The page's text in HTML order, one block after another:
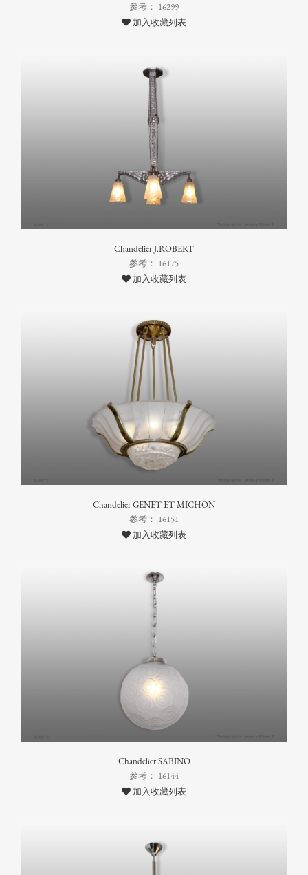
參考： 16299
加入收藏列表
Chandelier J.ROBERT
參考： 16175
加入收藏列表
Chandelier GENET ET MICHON
參考： 16151
加入收藏列表
Chandelier SABINO
參考： 16144
加入收藏列表